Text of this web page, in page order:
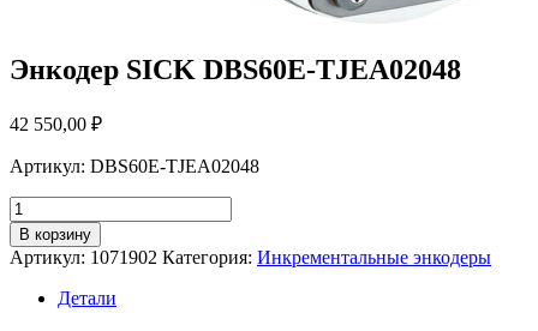
Энкодер SICK DBS60E-TJEA02048
42 550,00 ₽
Артикул: DBS60E-TJEA02048
Количество
товара
Энкодер
SICK
DBS60E-
TJEA02048
В корзину
Артикул: 1071902 Категория: Инкрементальные энкодеры
Детали